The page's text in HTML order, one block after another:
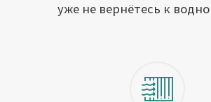
Вакансии
уже не вернётесь к